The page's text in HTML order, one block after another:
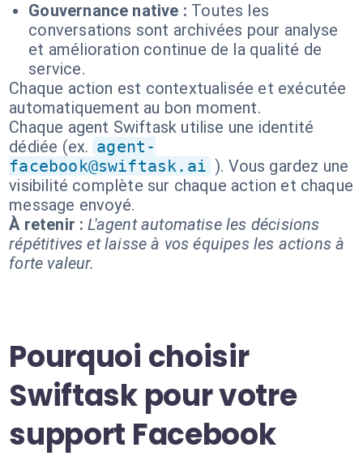
Gouvernance native : Toutes les
conversations sont archivées pour analyse
et amélioration continue de la qualité de
service.
Chaque action est contextualisée et exécutée
automatiquement au bon moment.
Chaque agent Swiftask utilise une identité
dédiée (ex. agent-
facebook@swiftask.ai ). Vous gardez une
visibilité complète sur chaque action et chaque
message envoyé.
À retenir : L'agent automatise les décisions
répétitives et laisse à vos équipes les actions à
forte valeur.
Pourquoi choisir
Swiftask pour votre
support Facebook